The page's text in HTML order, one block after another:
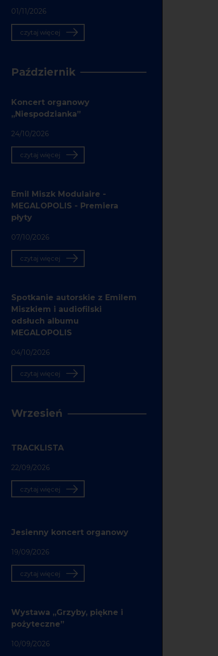
01/11/2026
czytaj więcej
Październik
Koncert organowy
„Niespodzianka”
24/10/2026
czytaj więcej
Emil Miszk Modulaire -
MEGALOPOLIS - Premiera
płyty
07/10/2026
czytaj więcej
Spotkanie autorskie z Emilem
Miszkiem i audiofilski
odsłuch albumu
MEGALOPOLIS
04/10/2026
czytaj więcej
Wrzesień
TRACKLISTA
22/09/2026
czytaj więcej
Jesienny koncert organowy
19/09/2026
czytaj więcej
Wystawa „Grzyby, piękne i
pożyteczne”
10/09/2026